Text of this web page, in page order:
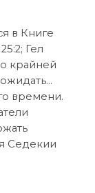
в Книге
Гел
крайней
времени.
Седекии